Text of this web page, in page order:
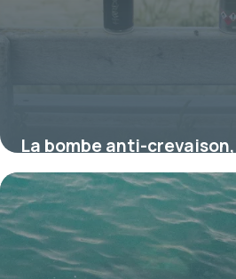
La bombe anti-
vraiment ?
17 juillet 2026